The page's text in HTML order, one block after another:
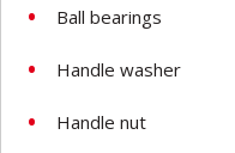
Ball bearings
Handle washer
Handle nut